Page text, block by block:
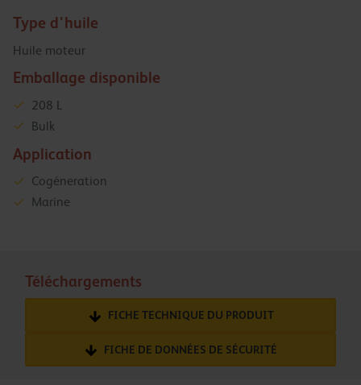
Type d'huile
Huile moteur
Emballage disponible
208 L
Bulk
Application
Cogéneration
Marine
Téléchargements
FICHE TECHNIQUE DU PRODUIT
FICHE DE DONNÉES DE SÉCURITÉ